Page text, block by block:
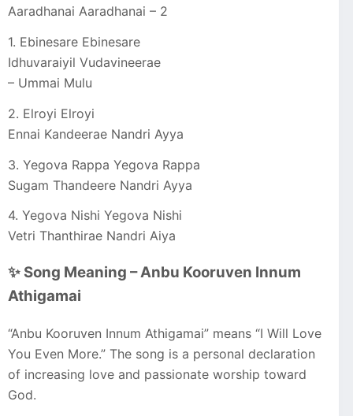
Aaradhanai Aaradhanai – 2
1. Ebinesare Ebinesare
Idhuvaraiyil Vudavineerae
– Ummai Mulu
2. Elroyi Elroyi
Ennai Kandeerae Nandri Ayya
3. Yegova Rappa Yegova Rappa
Sugam Thandeere Nandri Ayya
4. Yegova Nishi Yegova Nishi
Vetri Thanthirae Nandri Aiya
✨ Song Meaning – Anbu Kooruven Innum
Athigamai
“Anbu Kooruven Innum Athigamai” means “I Will Love
You Even More.” The song is a personal declaration
of increasing love and passionate worship toward
God.